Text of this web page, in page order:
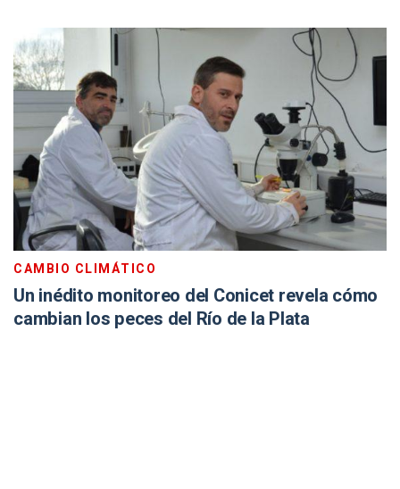
CAMBIO CLIMÁTICO
Un inédito monitoreo del Conicet revela cómo
cambian los peces del Río de la Plata